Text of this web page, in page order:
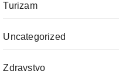
Turizam
Uncategorized
Zdravstvo